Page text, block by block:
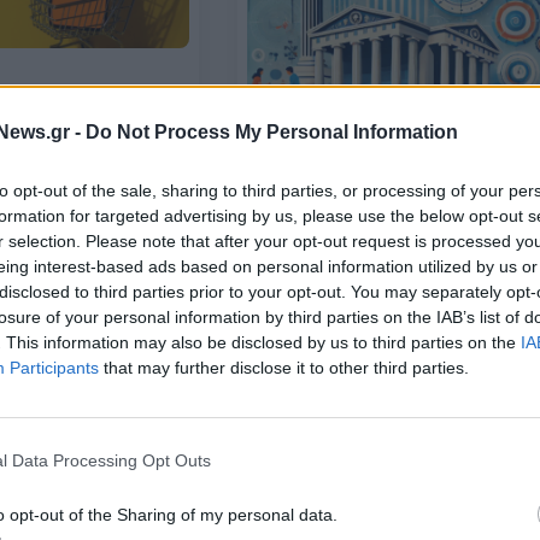
- Do Not Process My Personal Information
opt-out of the sale, sharing to third parties, or processing of your
for targeted advertising by us, please use the below opt-out
selection. Please note that after your opt-out request is processed
interest-based ads based on personal information utilized by us
to third parties prior to your opt-out. You may separately
of your personal information by third parties on the IAB’s list of
This information may also be disclosed by us to third parties on the
Participants that may further disclose it to other third parties.
Data Processing Opt Outs
opt-out of the Sharing of my personal data.
Έρευνα Focus Bari: Διάχυτη
ανασφάλεια επικρατεί στους
Έλληνες για τη λειτουργία των
ιδιωτικών πανεπιστημίων
31/10/2024 - 14:39